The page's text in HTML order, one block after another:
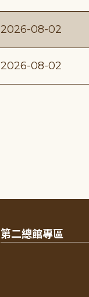
2026-08-02
2026-08-02
第二總館專區